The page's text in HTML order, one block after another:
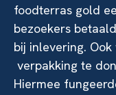
foodterras gold
bezoekers
bij inlevering.
verpakking te
Hiermee